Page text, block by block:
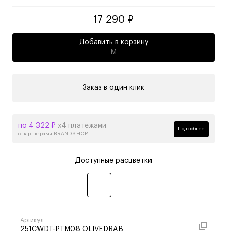
17 290 ₽
Добавить в корзину
M
Заказ в один клик
по 4 322 ₽ х4 платежами
с партнерами BRANDSHOP
Подробнее
Доступные расцветки
Артикул
251CWDT-PTM08 OLIVEDRAB